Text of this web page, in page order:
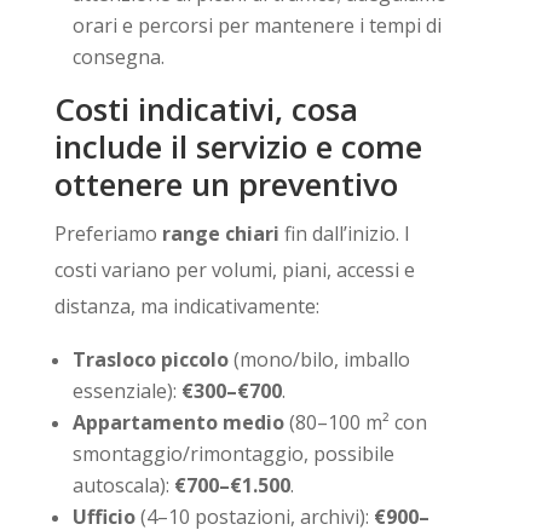
orari e percorsi per mantenere i tempi di
consegna.
Costi indicativi, cosa
include il servizio e come
ottenere un preventivo
Preferiamo range chiari fin dall’inizio. I
costi variano per volumi, piani, accessi e
distanza, ma indicativamente:
Trasloco piccolo(mono/bilo, imballo
essenziale): €300–€700.
Appartamento medio(80–100 m² con
smontaggio/rimontaggio, possibile
autoscala): €700–€1.500.
Ufficio(4–10 postazioni, archivi): €900–